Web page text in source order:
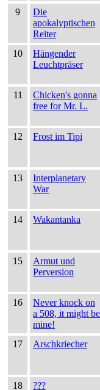
9
Die
apokalyptischen
Reiter
10
Hängender
Leuchtpräser
11
Chicken's gonna
free for Mr. L.
12
Frost im Tipi
13
Interplanetary
War
14
Wakantanka
15
Armut und
Perversion
16
Never knock on
a 508, it might be
mine!
17
Arschkriecher
18
???